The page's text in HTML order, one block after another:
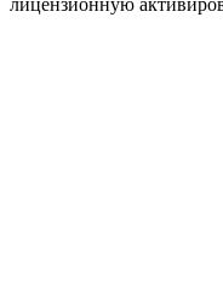
лицензионную